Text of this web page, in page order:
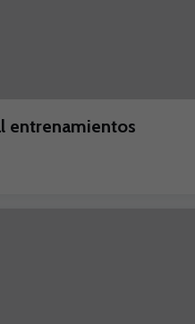
entrenamientos